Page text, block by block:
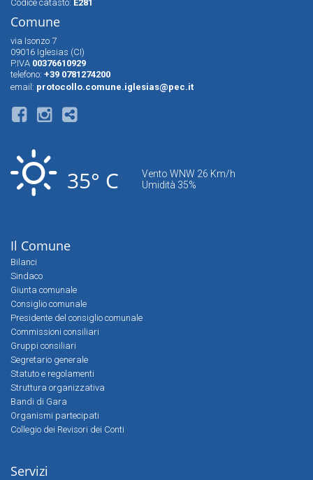
Codice catasto: E281
Comune
via Isonzo 7
09016 Iglesias (CI)
P.IVA 00376610929
telefono: +39 0781274200
email: protocollo.comune.iglesias@pec.it
35° C
Vento WNW 26 Km/h
Umidità 35%
Il Comune
Bilanci
Sindaco
Giunta comunale
Consiglio comunale
Presidente del consiglio comunale
Commissioni consiliari
Gruppi consiliari
Segretario generale
Statuto e regolamenti
Struttura organizzativa
Bandi di Gara
Organismi partecipati
Collegio dei Revisori dei Conti
Servizi